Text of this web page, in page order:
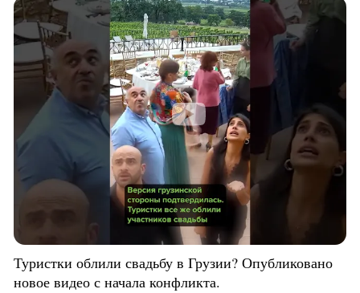
Туристки облили свадьбу в Грузии? Опубликовано
новое видео с начала конфликта.